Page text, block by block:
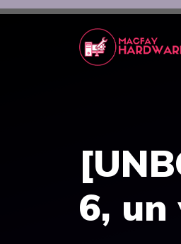
Aller
6,